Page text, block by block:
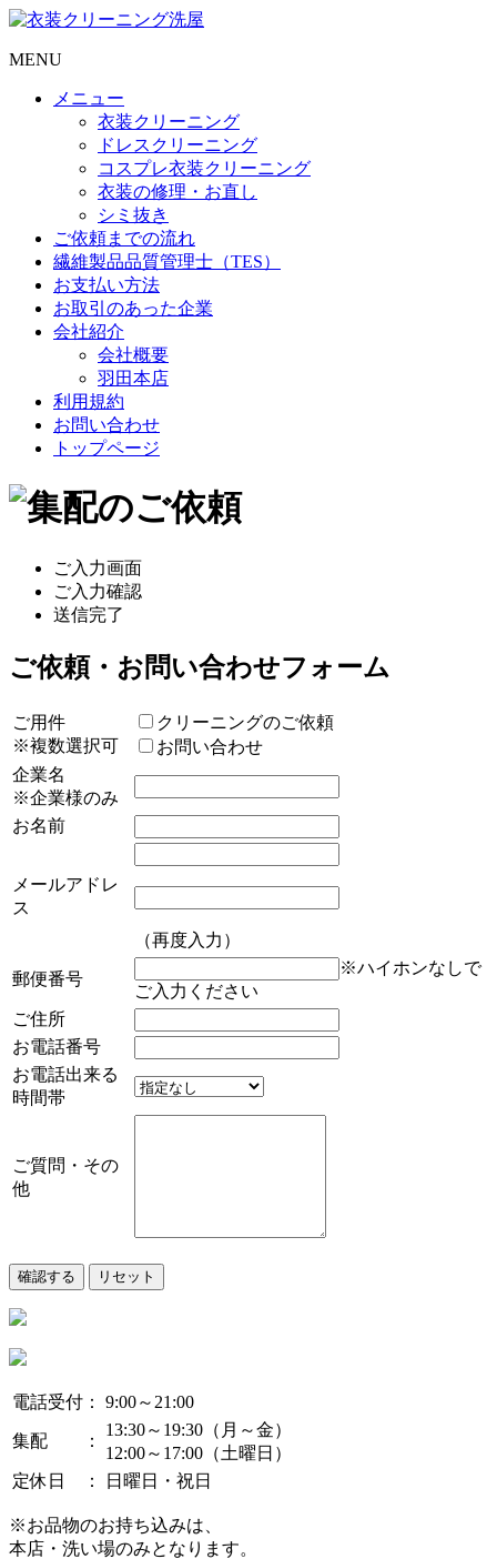
MENU
メニュー
衣装クリーニング
ドレスクリーニング
コスプレ衣装クリーニング
衣装の修理・お直し
シミ抜き
ご依頼までの流れ
繊維製品品質管理士（TES）
お支払い方法
お取引のあった企業
会社紹介
会社概要
羽田本店
利用規約
お問い合わせ
トップページ
ご入力画面
ご入力確認
送信完了
ご依頼・お問い合わせフォーム
ご用件
※複数選択可
クリーニングのご依頼
お問い合わせ
企業名
※企業様のみ
お名前
メールアドレ
ス
（再度入力）
郵便番号
※ハイホンなしで
ご入力ください
ご住所
お電話番号
お電話出来る
時間帯
ご質問・その
他
電話受付： 9:00～21:00
集配 ：
13:30～19:30（月～金）
12:00～17:00（土曜日）
定休日 ：
日曜日・祝日
※お品物のお持ち込みは、
本店・洗い場のみとなります。